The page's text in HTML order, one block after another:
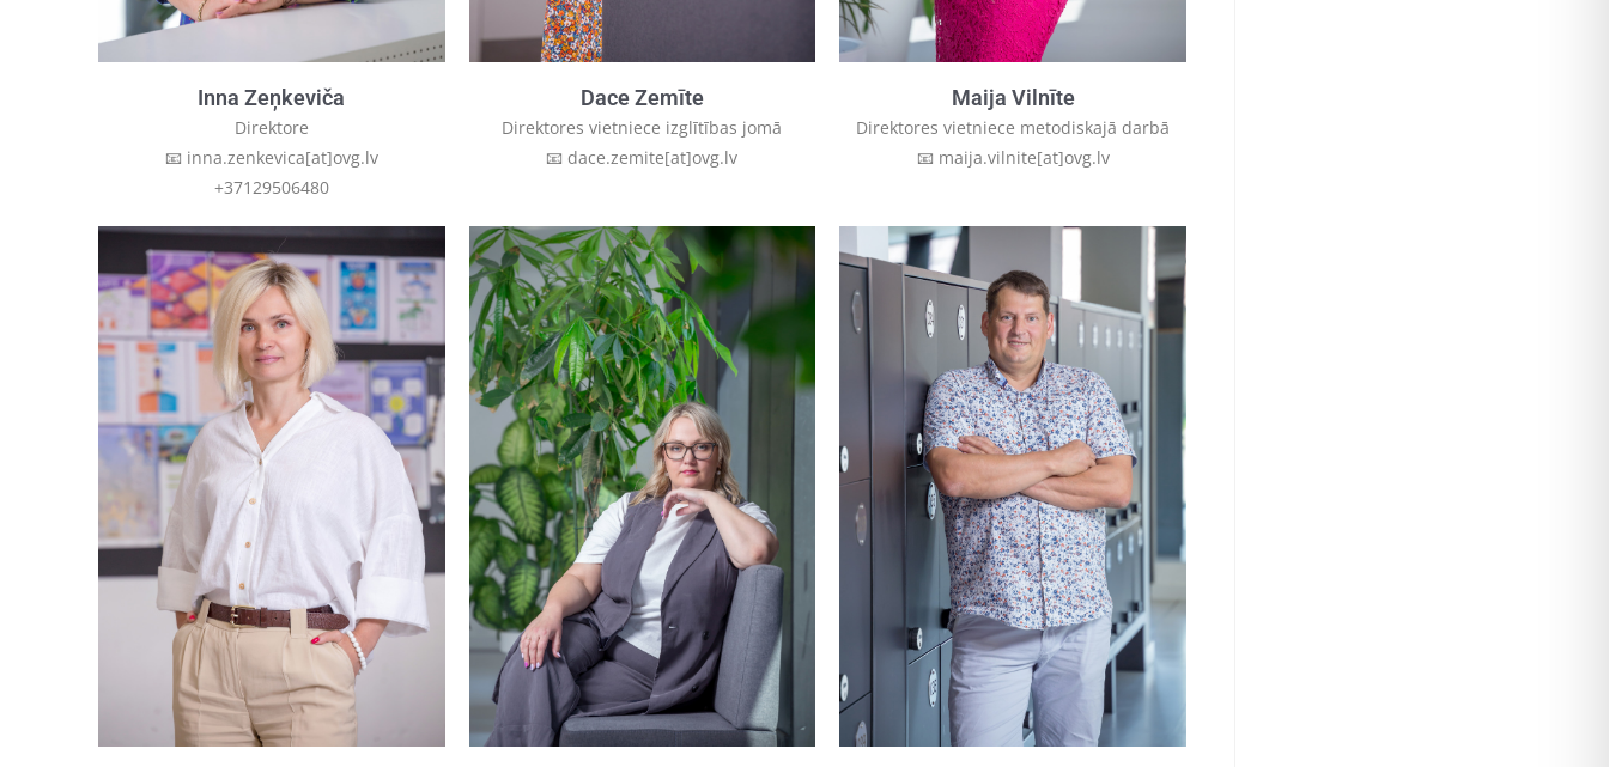
Inna Zeņkeviča
Direktore
📧 inna.zenkevica[at]ovg.lv
+37129506480
Dace Zemīte
Direktores vietniece izglītības jomā
📧 dace.zemite[at]ovg.lv
Maija Vilnīte
Direktores vietniece metodiskajā darbā
📧 maija.vilnite[at]ovg.lv